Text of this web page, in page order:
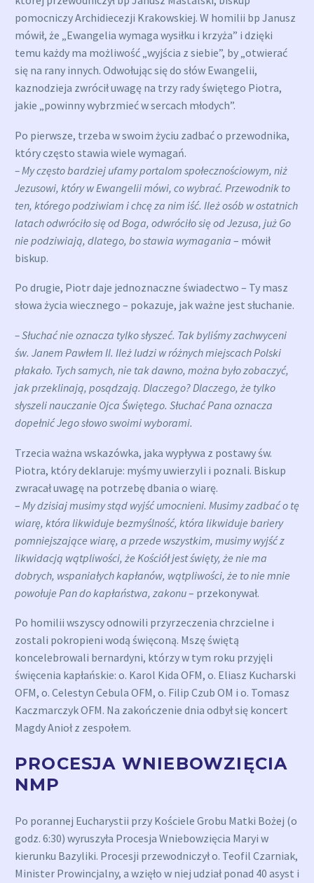
pomocniczy Archidiecezji Krakowskiej. W homilii bp Janusz
mówił, że „Ewangelia wymaga wysiłku i krzyża” i dzięki
temu każdy ma możliwość „wyjścia z siebie”, by „otwierać
się na rany innych. Odwołując się do słów Ewangelii,
kaznodzieja zwrócił uwagę na trzy rady świętego Piotra,
jakie „powinny wybrzmieć w sercach młodych”.
Po pierwsze, trzeba w swoim życiu zadbać o przewodnika,
który często stawia wiele wymagań.
– My często bardziej ufamy portalom społecznościowym, niż
Jezusowi, który w Ewangelii mówi, co wybrać. Przewodnik to
ten, którego podziwiam i chcę za nim iść. Ileż osób w ostatnich
latach odwróciło się od Boga, odwróciło się od Jezusa, już Go
nie podziwiają, dlatego, bo stawia wymagania – mówił
biskup.
Po drugie, Piotr daje jednoznaczne świadectwo – Ty masz
słowa życia wiecznego – pokazuje, jak ważne jest słuchanie.
– Słuchać nie oznacza tylko słyszeć. Tak byliśmy zachwyceni
św. Janem Pawłem II. Ileż ludzi w różnych miejscach Polski
płakało. Tych samych, nie tak dawno, można było zobaczyć,
jak przeklinają, posądzają. Dlaczego? Dlaczego, że tylko
słyszeli nauczanie Ojca Świętego. Słuchać Pana oznacza
dopełnić Jego słowo swoimi wyborami.
Trzecia ważna wskazówka, jaka wypływa z postawy św.
Piotra, który deklaruje: myśmy uwierzyli i poznali. Biskup
zwracał uwagę na potrzebę dbania o wiarę.
– My dzisiaj musimy stąd wyjść umocnieni. Musimy zadbać o tę
wiarę, która likwiduje bezmyślność, która likwiduje bariery
pomniejszające wiarę, a przede wszystkim, musimy wyjść z
likwidacją wątpliwości, że Kościół jest święty, że nie ma
dobrych, wspaniałych kapłanów, wątpliwości, że to nie mnie
powołuje Pan do kapłaństwa, zakonu– przekonywał.
Po homilii wszyscy odnowili przyrzeczenia chrzcielne i
zostali pokropieni wodą święconą. Mszę świętą
koncelebrowali bernardyni, którzy w tym roku przyjęli
święcenia kapłańskie: o. Karol Kida OFM, o. Eliasz Kucharski
OFM, o. Celestyn Cebula OFM, o. Filip Czub OM i o. Tomasz
Kaczmarczyk OFM. Na zakończenie dnia odbył się koncert
Magdy Anioł z zespołem.
PROCESJA WNIEBOWZIĘCIA
NMP
Po porannej Eucharystii przy Kościele Grobu Matki Bożej (o
godz. 6:30) wyruszyła Procesja Wniebowzięcia Maryi w
kierunku Bazyliki. Procesji przewodniczył o. Teofil Czarniak,
Minister Prowincjalny, a wzięło w niej udział ponad 40 asyst i